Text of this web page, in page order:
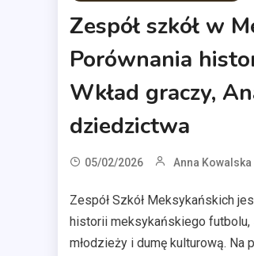
Zespół szkół w
Porównania
Wkład graczy,
dziedzictwa
05/02/2026 Anna Kowalska
Zespół Szkół Meksykańskich
historii meksykańskiego
młodzieży i dumę kulturową. Na